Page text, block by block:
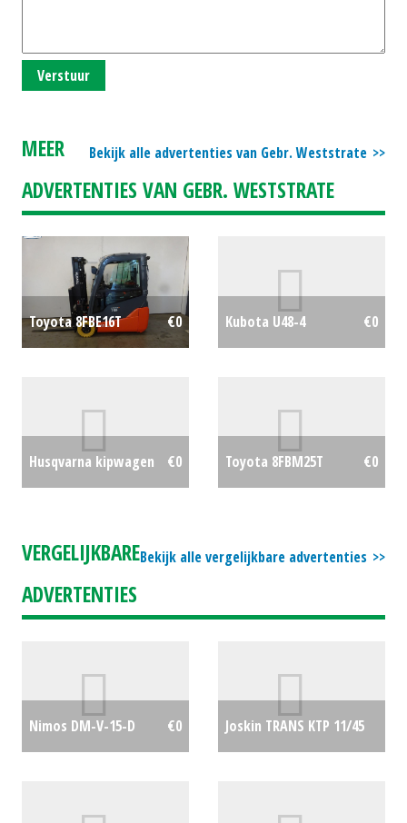
Verstuur
Bekijk alle advertenties van Gebr. Weststrate
MEER
ADVERTENTIES VAN GEBR. WESTSTRATE
Toyota 8FBE16T €0 Kubota U48-4 €0
Husqvarna kipwagen €0 Toyota 8FBM25T €0
Bekijk alle vergelijkbare advertenties
VERGELIJKBARE
ADVERTENTIES
Nimos DM-V-15-D €0
Joskin TRANS KTP 11/45